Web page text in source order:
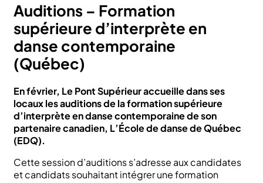
Auditions – Formation
supérieure d’interprète en
danse contemporaine
(Québec)
En février, Le Pont Supérieur accueille dans ses
locaux les auditions de la formation supérieure
d’interprète en danse contemporaine de son
partenaire canadien, L’École de danse de Québec
(EDQ).
Cette session d’auditions s’adresse aux candidates
et candidats souhaitant intégrer une formation